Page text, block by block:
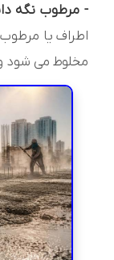
- مرطوب نگه
اطراف یا
مخلوط می شود